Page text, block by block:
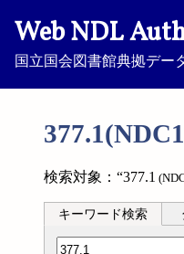
Web NDL
国立国会図書館典拠デー
検索対象：“377.1
キーワード検索
分類記号検索